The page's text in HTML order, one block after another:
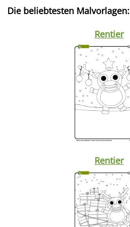
Die beliebtesten Malvorlagen:
Rentier
Rentier